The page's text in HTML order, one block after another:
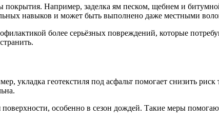
Например, заделка ям песком, щебнем и
навыков и может быть выполнено даже местными
более серьёзных повреждений, которые
укладка геотекстиля под асфальт помогает снизить
особенно в сезон дождей. Такие меры